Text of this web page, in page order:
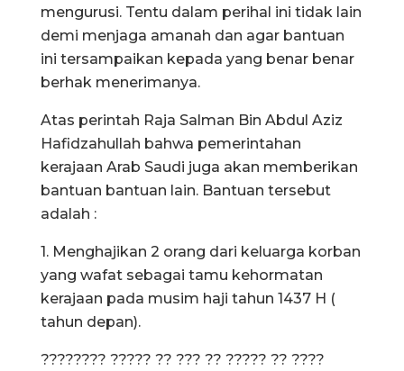
mengurusi. Tentu dalam perihal ini tidak lain
demi menjaga amanah dan agar bantuan
ini tersampaikan kepada yang benar benar
berhak menerimanya.
Atas perintah Raja Salman Bin Abdul Aziz
Hafidzahullah bahwa pemerintahan
kerajaan Arab Saudi juga akan memberikan
bantuan bantuan lain. Bantuan tersebut
adalah :
1. Menghajikan 2 orang dari keluarga korban
yang wafat sebagai tamu kehormatan
kerajaan pada musim haji tahun 1437 H (
tahun depan).
???????? ????? ?? ??? ?? ????? ?? ????